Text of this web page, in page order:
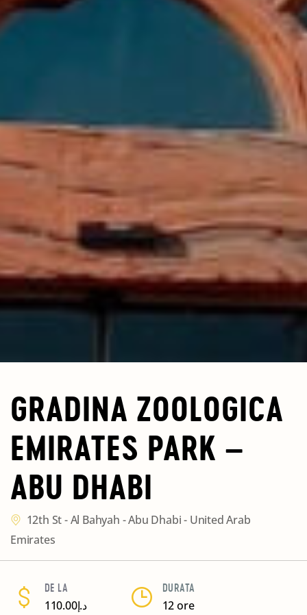
GRADINA ZOOLOGICA
EMIRATES PARK –
ABU DHABI
12th St - Al Bahyah - Abu Dhabi - United Arab
Emirates
DE LA
د.إ110.00
DURATA
12 ore